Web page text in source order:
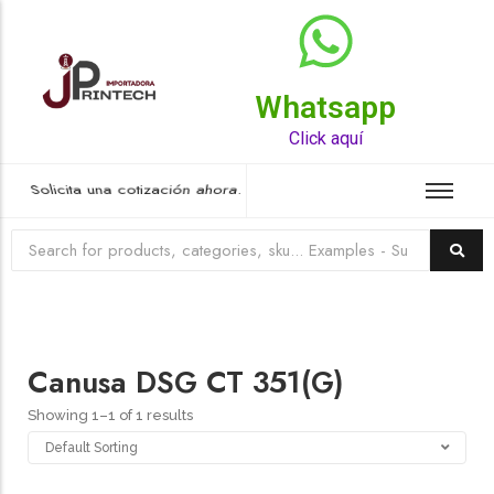
Whatsapp
Click aquí
Solicita una cotización ahora.
Top Rated Product
Canusa DSG CT 351(G)
Showing 1–1 of 1 results